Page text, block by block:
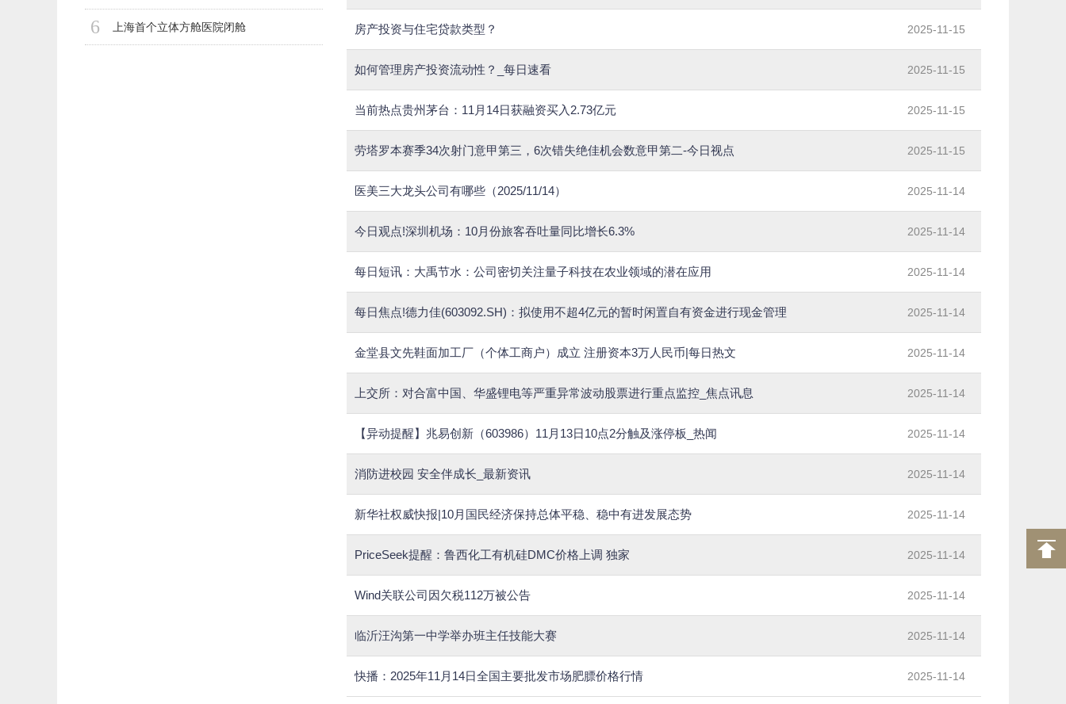
6 上海首个立体方舱医院闭舱 房产投资与住宅贷款类型？ 2025-11-15
如何管理房产投资流动性？_每日速看 2025-11-15
当前热点贵州茅台：11月14日获融资买入2.73亿元 2025-11-15
劳塔罗本赛季34次射门意甲第三，6次错失绝佳机会数意甲第二-今日视点 2025-11-15
医美三大龙头公司有哪些（2025/11/14） 2025-11-14
今日观点!深圳机场：10月份旅客吞吐量同比增长6.3% 2025-11-14
每日短讯：大禹节水：公司密切关注量子科技在农业领域的潜在应用 2025-11-14
每日焦点!德力佳(603092.SH)：拟使用不超4亿元的暂时闲置自有资金进行现金管理 2025-11-14
金堂县文先鞋面加工厂（个体工商户）成立 注册资本3万人民币|每日热文 2025-11-14
上交所：对合富中国、华盛锂电等严重异常波动股票进行重点监控_焦点讯息 2025-11-14
【异动提醒】兆易创新（603986）11月13日10点2分触及涨停板_热闻 2025-11-14
消防进校园 安全伴成长_最新资讯 2025-11-14
新华社权威快报|10月国民经济保持总体平稳、稳中有进发展态势 2025-11-14
PriceSeek提醒：鲁西化工有机硅DMC价格上调 独家 2025-11-14
Wind关联公司因欠税112万被公告 2025-11-14
临沂汪沟第一中学举办班主任技能大赛 2025-11-14
快播：2025年11月14日全国主要批发市场肥膘价格行情 2025-11-14